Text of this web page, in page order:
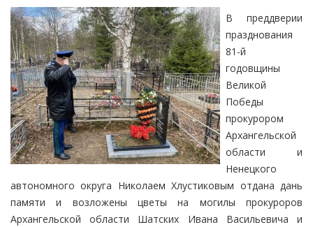
В преддверии
празднования
81-й
годовщины
Великой
Победы
прокурором
Архангельской
области и
Ненецкого
автономного округа Николаем Хлустиковым отдана дань
памяти и возложены цветы на могилы прокуроров
Архангельской области Шатских Ивана Васильевича и